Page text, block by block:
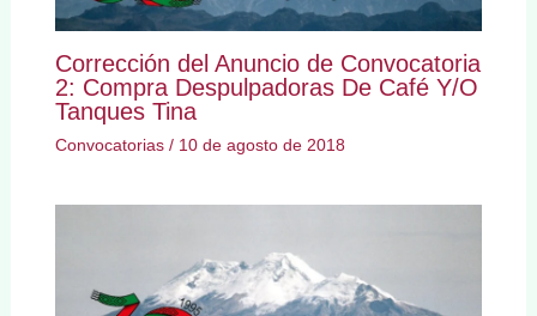
Corrección del Anuncio de Convocatoria
2: Compra Despulpadoras De Café Y/O
Tanques Tina
Convocatorias/ 10 de agosto de 2018